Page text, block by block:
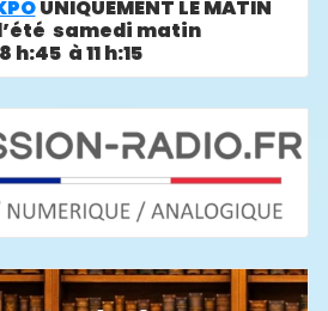
UNIQUEMENT LE MATIN
samedi matin
h:45 à 11 h:15